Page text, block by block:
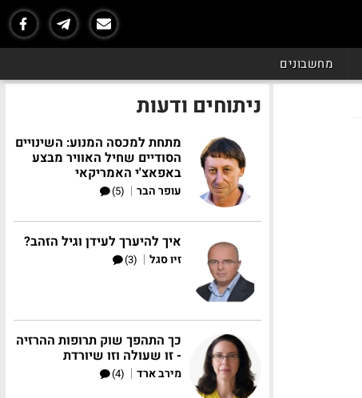
מחשבונים
ניתוחים ודעות
מתחת למכסה המנוע: השינויים
הסודיים שחיל האוויר מבצע
באפאצ'י האמריקאי
עופר הבר |
(5)
איך להיערך לעידן וגיל הזהב?
זיו סגל |
(3)
כך התהפך שוק תרופות ההרזיה
- זו שעולה וזו שיורדת
מירב ארד |
(4)